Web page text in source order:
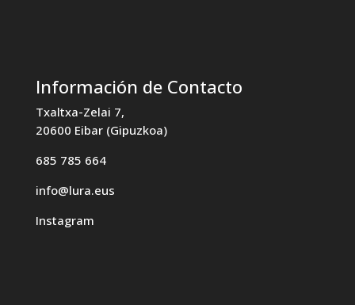
Información de Contacto
Txaltxa-Zelai 7,
20600 Eibar (Gipuzkoa)
685 785 664
info@lura.eus
Instagram